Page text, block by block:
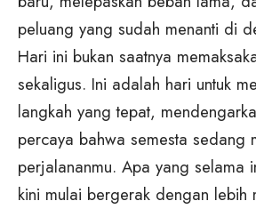
peluang yang sudah menanti di
Hari ini bukan saatnya
sekaligus. Ini adalah hari untuk
langkah yang tepat,
percaya bahwa semesta sedang
perjalananmu. Apa yang selama
kini mulai bergerak dengan lebih